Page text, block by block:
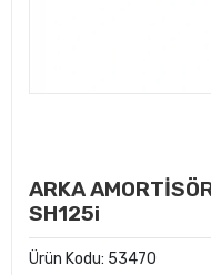
ARKA
SH125i
Ürün Kodu: 53470